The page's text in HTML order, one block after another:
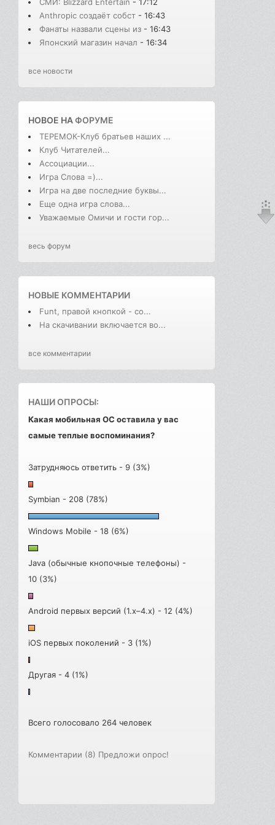
Anthropic создаёт собст - 16:43
Фанаты назвали сцены из - 16:43
Японский магазин начал - 16:34
все новости
НОВОЕ НАФОРУМЕ
ТЕРЕМОК-Клуб братьев наших ...
Клуб Читателей...
Ассоциации...
Игра Слова =)...
Игра на две последние буквы...
Еще одна игра слова...
Уважаемые Омичи и гости гор...
весь форум
НОВЫЕ КОММЕНТАРИИ
Funt, правой кнопкой - со...
На скачивании включается во...
все комментарии
НАШИ ОПРОСЫ:
Какая мобильная ОС оставила у вас
самые теплые воспоминания?
Затрудняюсь ответить - 9 (3%)
Symbian - 208 (78%)
Windows Mobile - 18 (6%)
Java (обычные кнопочные телефоны) -
10 (3%)
Android первых версий (1.x–4.x) - 12 (4%)
iOS первых поколений - 3 (1%)
Другая - 4 (1%)
Всего голосовало 264 человек
Комментарии (8) Предложи опрос!